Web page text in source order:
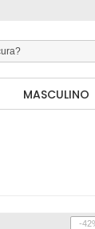
MASCULINO
-